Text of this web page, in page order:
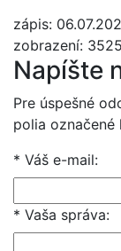
zápis:
zobrazení: 3525
Napíšte
Pre úspešné
polia
* Váš e-mail:
* Vaša správa: